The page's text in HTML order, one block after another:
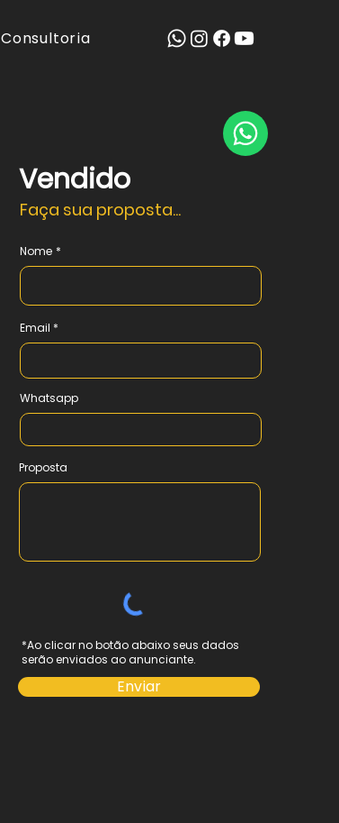
Consultoria
Vendido
Faça sua proposta...
Nome
Email
Whatsapp
Proposta
*Ao clicar no botão abaixo seus dados
serão enviados ao anunciante.
Enviar